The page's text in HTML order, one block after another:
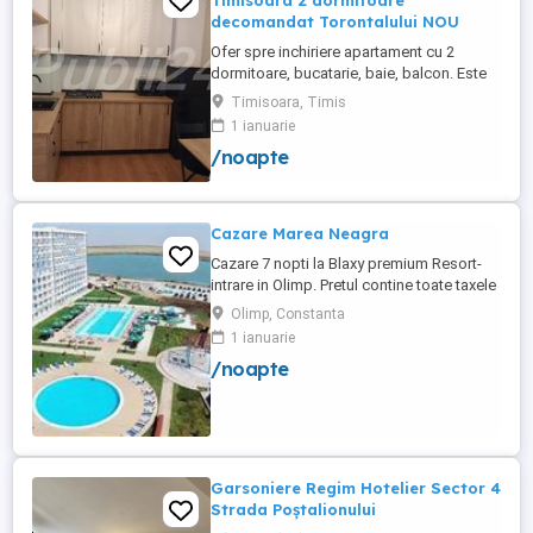
decomandat Torontalului NOU
Ofer spre inchiriere apartament cu 2
dormitoare, bucatarie, baie, balcon. Este
complet utilat si mobilat nou, clima,
internet, tv, video interfon masina de
spalat haine, lenjerii, prosoape,
consumabile. In incinta complexului de
de joaca pentru copii. Apartamentul ...
Timisoara, Timis
1 ianuarie
/noapte
Cazare Marea Neagra
Cazare 7 nopti la Blaxy premium Resort-
intrare in Olimp. Pretul contine toate taxele
(cazare, parcare, acces piscine, Peioada
valabila in 2026 intrare in 22 august-iesire
in 29 august.
Olimp, Constanta
1 ianuarie
/noapte
Garsoniere Regim Hotelier Sector 4
Strada Poștalionului